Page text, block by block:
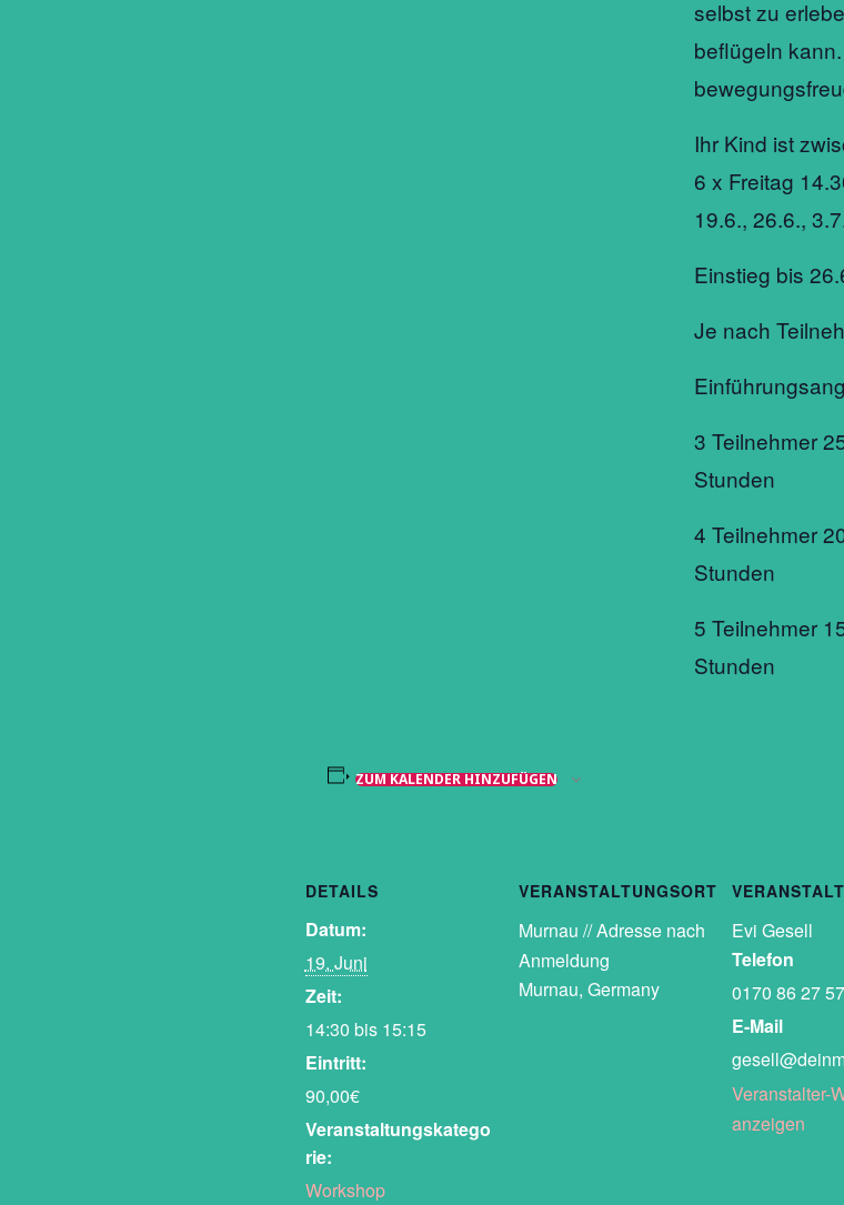
selbst zu
beflügeln
Ihr Kind ist
6 x Freitag
19.6., 26.6.,
Einstieg bis
Je nach
3 Teilnehmer
Stunden
4 Teilnehmer
Stunden
5 Teilnehmer
Stunden
ZUM KALENDER HINZUFÜGEN
DETAILS
Datum:
19. Juni
Zeit:
14:30 bis 15:15
Eintritt:
90,00€
Veranstaltungskatego
rie:
Workshop
VERANSTALTUNGSORT
Murnau // Adresse nach
Anmeldung
Murnau, Germany
Evi Gesell
Telefon
0170 86 27
E-Mail
Veranstalter-
anzeigen